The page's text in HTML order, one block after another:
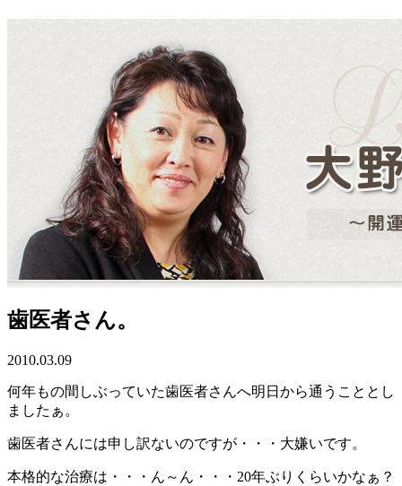
歯医者さん。
2010.03.09
何年もの間しぶっていた歯医者さんへ明日から通うこととし
ましたぁ。
歯医者さんには申し訳ないのですが・・・大嫌いです。
本格的な治療は・・・ん～ん・・・20年ぶりくらいかなぁ？